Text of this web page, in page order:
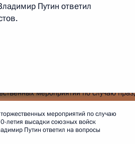
Путин ответил
мероприятий по случаю
летия высадки союзных войск
Путин ответил на вопросы